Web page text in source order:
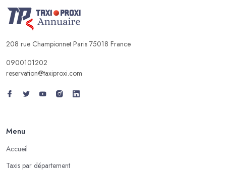
208 rue Championnet Paris 75018 France
0900101202
reservation@taxiproxi.com
Menu
Accueil
Taxis par département